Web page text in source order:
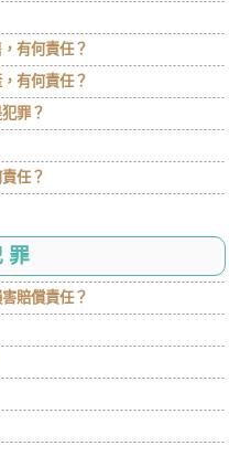
有何責任？
有何責任？
罪？
任？
罪
賠償責任？